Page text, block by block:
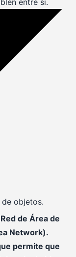
objetos.
Red de Área de
Network).
permite que